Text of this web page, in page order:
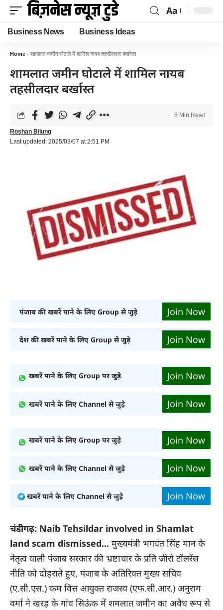
Aa
Business News Business Ideas
Home - शामलात जमीन घोटाले में शामिल नायब तहसीलदार बर्खास्त
शामलात जमीन घोटाले में शामिल नायब
तहसीलदार बर्खास्त
Last updated: 2025/03/07 at 2:51 PM
Roshan Bilung
5 Min Read
पंजाब की खबरें पाने के लिए Group से जुड़े Join Now
देश की खबरें पाने के लिए Group से जुड़े Join Now
खबरें पाने के लिए Group पर जुड़े Join Now
खबरें पाने के लिए Channel से जुड़े Join Now
खबरें पाने के लिए Group पर जुड़े Join Now
खबरें पाने के लिए Channel से जुड़े Join Now
खबरें पाने के लिए Channel से जुड़े Join Now
चंडीगढ़: Naib Tehsildar involved in Shamlat
land scam dismissed… मुख्यमंत्री भगवंत सिंह मान के
नेतृत्व वाली पंजाब सरकार की भ्रष्टाचार के प्रति ज़ीरो टॉलरेंस
नीति को दोहराते हुए, पंजाब के अतिरिक्त मुख्य सचिव
(ए.सी.एस.) कम वित्त आयुक्त राजस्व (एफ.सी.आर.) अनुराग
वर्मा ने खरड़ के गांव सिऊंक में शमलात जमीन का अवैध रूप से